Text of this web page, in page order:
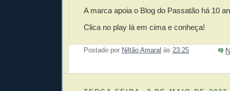
A marca apoia o Blog do Passatão há 10
Clica no play lá em cima e conheça!
Postado por Niltão Amaral às 23:25